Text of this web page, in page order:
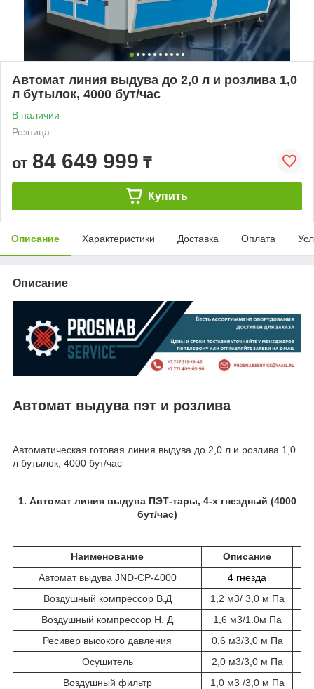
Автомат линия выдува до 2,0 л и розлива 1,0
л бутылок, 4000 бут/час
В наличии
Розница
от 84 649 999 ₸
Купить
Описание Характеристики Доставка Оплата
Описание
Автомат выдува пэт и розлива
Автоматическая готовая линия выдува до 2,0 л и розлива 1,0
л бутылок, 4000 бут/час
1. Автомат линия выдува ПЭТ-тары, 4-х гнездный (4000
бут/час)
Наименование Описание
Автомат выдува JND-CP-4000 4 гнезда
Воздушный компрессор В.Д
1,2 м3/ 3,0 м Па
Воздушный компрессор Н. Д
1,6 м3/1.0м Па
Ресивер высокого давления
0,6 м3/3,0 м Па
Осушитель
2,0 м3/3,0 м Па
Воздушный фильтр
1,0 м3 /3,0 м Па